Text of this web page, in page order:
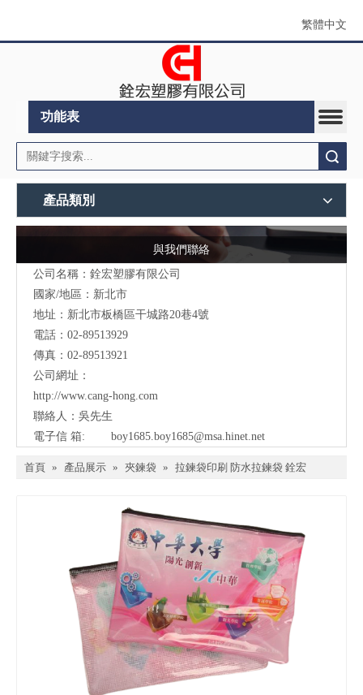
繁體中文
功能表
產品類別
與我們聯絡
公司名稱：銓宏塑膠有限公司
國家/地區：新北市
地址：新北市板橋區干城路20巷4號
電話：02-89513929
傳真：02-89513921
公司網址：
http://www.cang-hong.com
聯絡人：吳先生
電子信 箱: boy1685.boy1685@msa.hinet.net
首頁 » 產品展示 » 夾鍊袋 » 拉鍊袋印刷 防水拉鍊袋 銓宏